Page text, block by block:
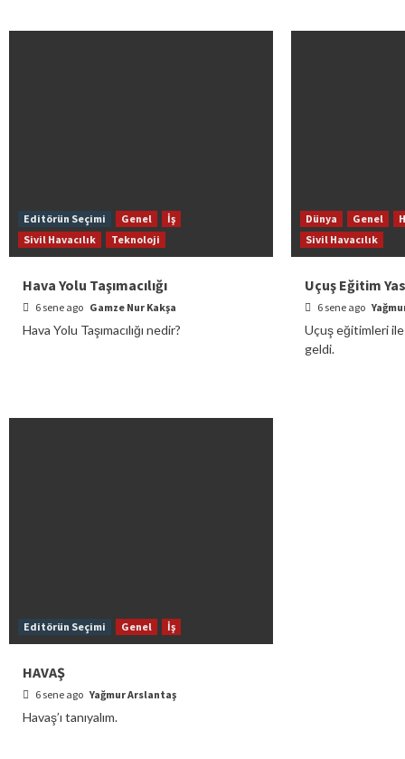
Editörün Seçimi Genel
İş
Sivil Havacılık
Teknoloji
Hava Yolu Taşımacılığı
6 sene ago Gamze Nur Kakşa
Hava Yolu Taşımacılığı nedir?
Dünya Genel
Sivil Havacılık
Uçuş Eğitim
6 sene ago
Uçuş eğitimleri ile
geldi.
Editörün Seçimi Genel İş
HAVAŞ
6 sene ago Yağmur Arslantaş
Havaş’ı tanıyalım.